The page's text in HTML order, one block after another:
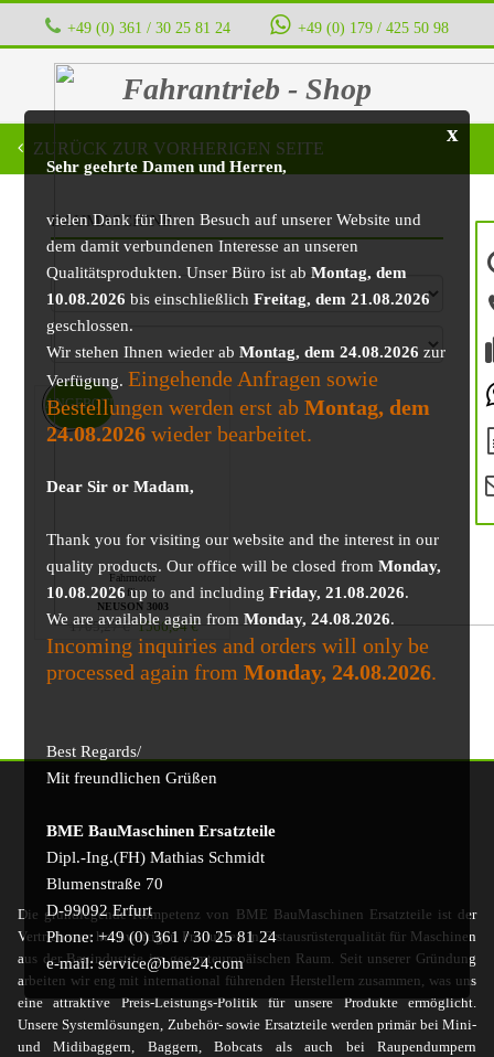
+49 (0) 361 / 30 25 81 24 ‭ ‭ ‭ ‭ +49 (0) 179 / 425 50 98
Fahrantrieb - Shop
x
Sehr geehrte Damen und Herren,
vielen Dank für Ihren Besuch auf unserer Website und
dem damit verbundenen Interesse an unseren
Qualitätsprodukten. Unser Büro ist abMontag, dem
10.08.2026 bis einschließlichFreitag, dem 21.08.2026
geschlossen.
Wir stehen Ihnen wieder abMontag, dem 24.08.2026 zur
Verfügung. Eingehende Anfragen sowie
Bestellungen werden erst abMontag, dem
24.08.2026 wieder bearbeitet.
Dear Sir or Madam,
Thank you for visiting our website and the interest in our
quality products. Our office will be closed fromMonday,
10.08.2026up to and includingFriday, 21.08.2026.
We are available again fromMonday, 24.08.2026.
Incoming inquiries and orders will only be
processed again fromMonday, 24.08.2026.
Best Regards/
Mit freundlichen Grüßen
BME BauMaschinen Ersatzteile
Dipl.-Ing.(FH) Mathias Schmidt
Blumenstraße 70
D-99092 Erfurt
Phone: +49 (0) 361 / 30 25 81 24
e-mail: service@bme24.com
ZURÜCK ZUR VORHERIGEN SEITE
BAUMASCHINE
Fahrmotor
für
NEUSON 3003
1705,27€ 1566,04€
ANGEBOT!
Die grundlegende Kompetenz von BME BauMaschinen Ersatzteile ist der
Vertrieb von hochwertigen Produkten in Erstausrüsterqualität für Maschinen
aus der Bauindustrie im gesamteuropäischen Raum. Seit unserer Gründung
arbeiten wir eng mit international führenden Herstellern zusammen, was uns
eine attraktive Preis-Leistungs-Politik für unsere Produkte ermöglicht.
Unsere Systemlösungen, Zubehör- sowie Ersatzteile werden primär bei Mini-
und Midibaggern, Baggern, Bobcats als auch bei Raupendumpern